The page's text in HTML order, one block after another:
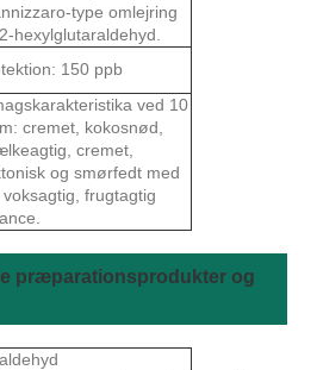
type omlejring
hexylglutaraldehyd.
150 ppb
ved 10
cremet, kokosnød,
cremet,
og smørfedt med
voksagtig, frugtagtig
præparationsprodukter og